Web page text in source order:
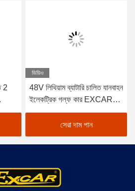
2
ভিডিও
48V লিথিয়াম ব্যাটারি চালিত যানবাহন
ইলেকট্রিক গল্ফ কার EXCAR
A1S6+2 সাদা
সেরা দাম পান